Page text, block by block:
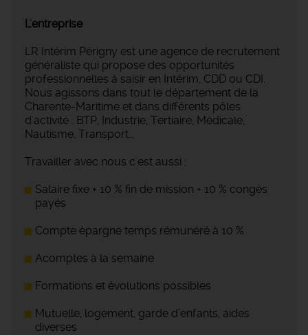
L'entreprise
LR Intérim Périgny est une agence de recrutement
généraliste qui propose des opportunités
professionnelles à saisir en Intérim, CDD ou CDI.
Nous agissons dans tout le département de la
Charente-Maritime et dans différents pôles
d'activité : BTP, Industrie, Tertiaire, Médicale,
Nautisme, Transport...
Travailler avec nous c'est aussi :
Salaire fixe + 10 % fin de mission + 10 % congés
payés
Compte épargne temps rémunéré à 10 %
Acomptes à la semaine
Formations et évolutions possibles
Mutuelle, logement, garde d’enfants, aides
diverses